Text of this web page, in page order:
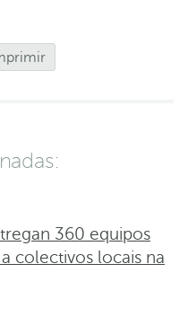
360 equipos
colectivos locais na